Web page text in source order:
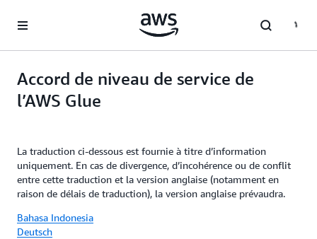
Accord de niveau de service de
l’AWS Glue
La traduction ci-dessous est fournie à titre d’information
uniquement. En cas de divergence, d’incohérence ou de conflit
entre cette traduction et la version anglaise (notamment en
raison de délais de traduction), la version anglaise prévaudra.
Bahasa Indonesia
Deutsch